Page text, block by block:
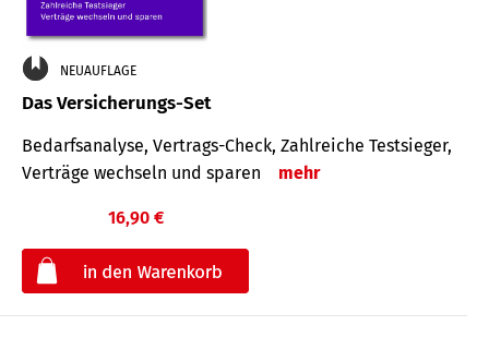
NEUAUFLAGE
Das Versicherungs-Set
Bedarfsanalyse, Vertrags-Check, Zahlreiche Testsieger,
Verträge wechseln und sparen
mehr
16,90 €